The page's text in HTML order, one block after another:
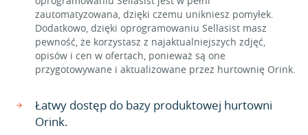
zautomatyzowana, dzięki czemu unikniesz pomyłek.
Dodatkowo, dzięki oprogramowaniu Sellasist masz
pewność, że korzystasz z najaktualniejszych zdjęć,
opisów i cen w ofertach, ponieważ są one
przygotowywane i aktualizowane przez hurtownię Orink.
Łatwy dostęp do bazy produktowej hurtowni
Orink.